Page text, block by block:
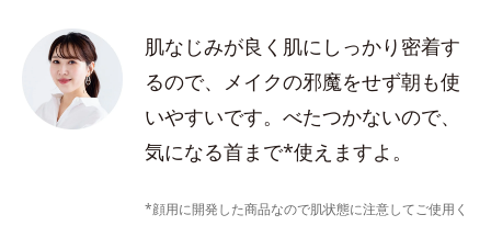
肌なじみが良く肌にしっかり密着す
るので、メイクの邪魔をせず朝も使
いやすいです。べたつかないので、
気になる首まで*使えますよ。
*顔用に開発した商品なので肌状態に注意してご使用く